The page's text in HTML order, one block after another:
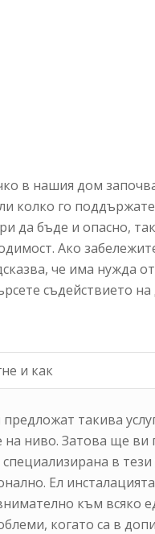
в нашия дом
колко го
да бъде и опасно,
Ако
че има нужда
съдействието
и как
такива
на ниво. Затова ще
специализирана в
Ел
към всяко
когато са в